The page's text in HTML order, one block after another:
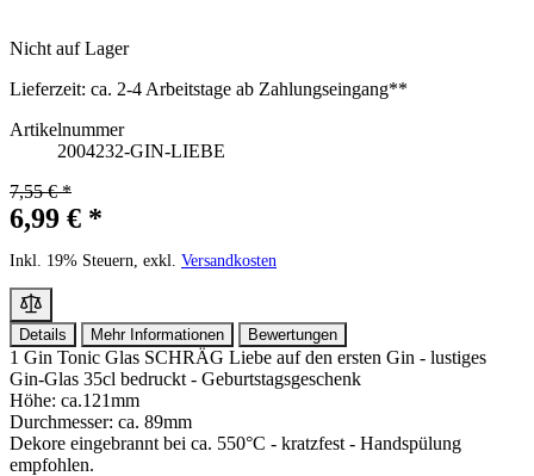
Nicht auf Lager
Lieferzeit: ca. 2-4 Arbeitstage ab Zahlungseingang**
Artikelnummer
2004232-GIN-LIEBE
7,55 € *
6,99 € *
Inkl. 19% Steuern, exkl. Versandkosten
Details Mehr Informationen Bewertungen
1 Gin Tonic Glas SCHRÄG Liebe auf den ersten Gin - lustiges
Gin-Glas 35cl bedruckt - Geburtstagsgeschenk
Höhe: ca.121mm
Durchmesser: ca. 89mm
Dekore eingebrannt bei ca. 550°C - kratzfest - Handspülung
empfohlen.